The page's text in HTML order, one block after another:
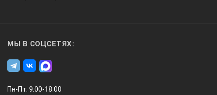
МЫ В СОЦСЕТЯХ:
Пн-Пт: 9:00-18:00